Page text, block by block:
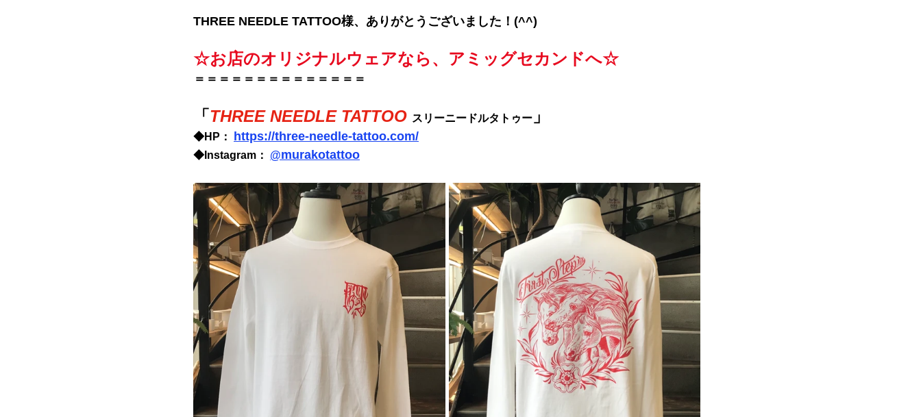
THREE NEEDLE TATTOO様、ありがとうございました！(^^)
☆お店のオリジナルウェアなら、アミッグセカンドへ☆
＝＝＝＝＝＝＝＝＝＝＝＝＝＝
「 THREE NEEDLE TATTOO スリーニードルタトゥー 」
◆HP： https://three-needle-tattoo.com/
◆Instagram： @murakotattoo